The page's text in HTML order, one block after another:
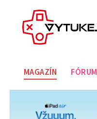
MAGAZÍN FÓRUM